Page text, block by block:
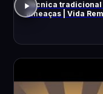
Técnica
ameaças | Vida